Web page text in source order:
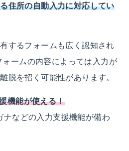
住所の自動入力に対応してい
するフォームも広く認知され
ームの内容によっては入力が
脱を招く可能性があります。
機能が使える！
ナなどの入力支援機能が備わ